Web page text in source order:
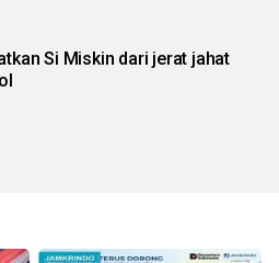
Si Miskin dari jerat jahat